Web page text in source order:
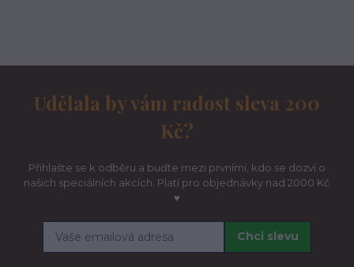
Udělala by vám radost sleva 200
Kč?
Přihlašte se k odběru a buďte mezi prvními, kdo se dozví o
našich speciálních akcích. Platí pro objednávky nad 2000 Kč
♥
Chci slevu